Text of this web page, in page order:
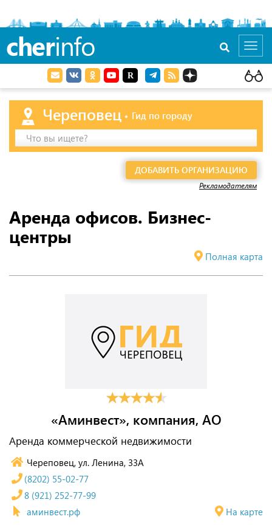
cherinfo
Череповец
Гид по городу
Что вы ищете?
ДОБАВИТЬ ОРГАНИЗАЦИЮ
Рекламодателям
Аренда офисов. Бизнес-
центры
Полная карта
«Аминвест», компания, АО
Аренда коммерческой недвижимости
Череповец, ул. Ленина, 33А
На карте
(8202) 55-02-77
8 (921) 252-77-99
аминвест.рф